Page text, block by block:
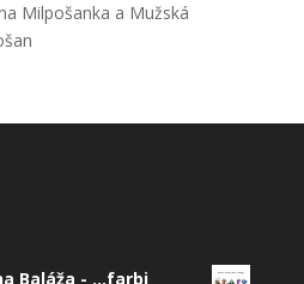
Milpošanka a Mužská
Baláža - ...farbi